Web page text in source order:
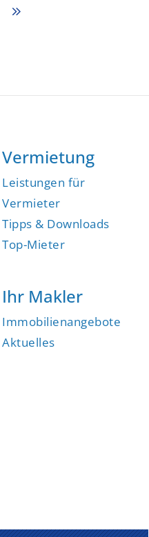
Vermietung
Leistungen für
Vermieter
Tipps & Downloads
Top-Mieter
Ihr Makler
Immobilienangebote
Aktuelles